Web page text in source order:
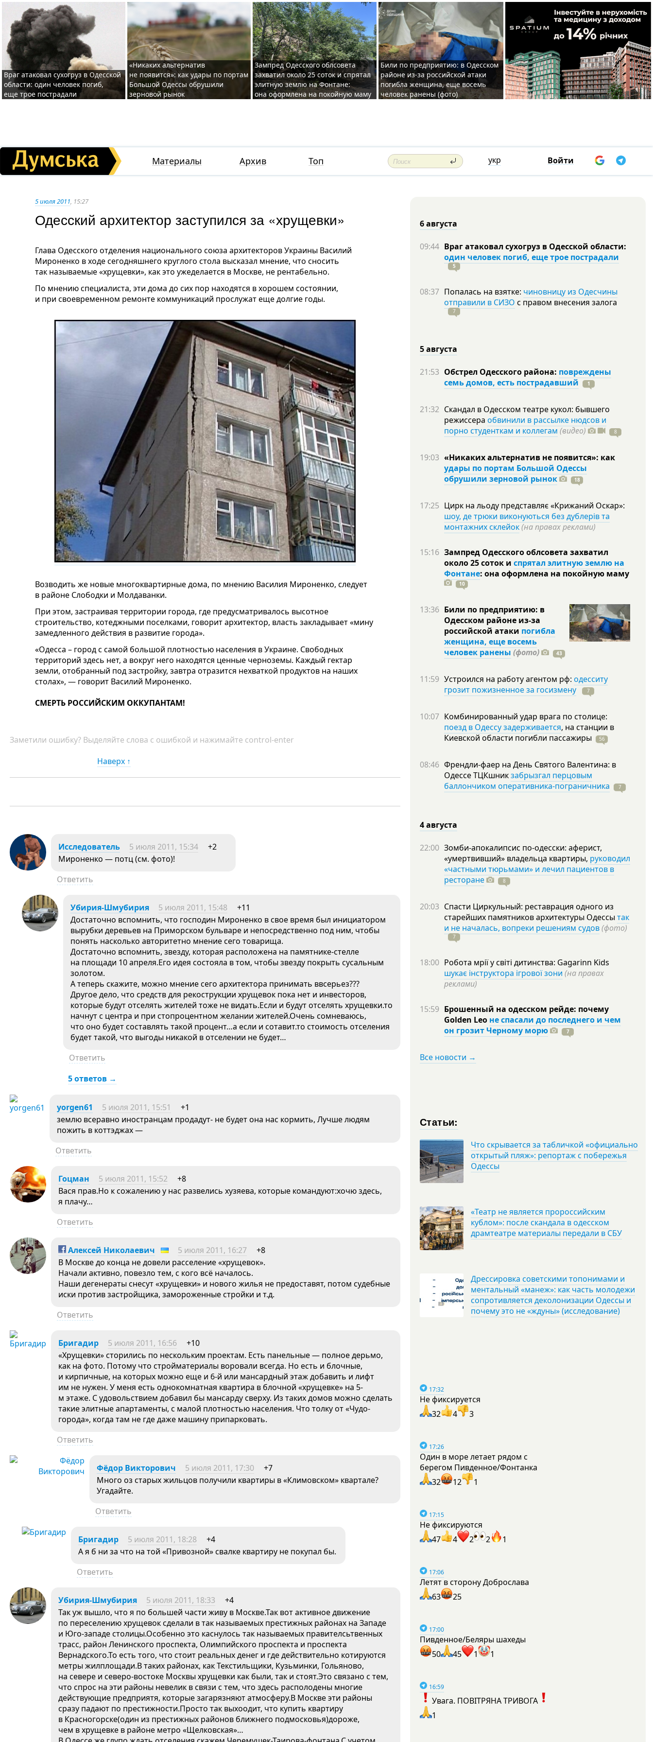
Враг атаковал сухогруз в Одесской
области: один человек погиб,
еще трое пострадали
«Никаких альтернатив
не появится»: как удары по портам
Большой Одессы обрушили
зерновой рынок
Зампред Одесского облсовета
захватил около 25 соток и спрятал
элитную землю на Фонтане:
она оформлена на покойную маму
Били по предприятию: в Одесском
районе из-за российской атаки
погибла женщина, еще восемь
человек ранены (фото)
Материалы Архив Топ укр Войти
5 июля 2011, 15:27
Одесский архитектор заступился за «хрущевки»
Глава Одесского отделения национального союза архитекторов Украины Василий
Мироненко в ходе сегодняшнего круглого стола высказал мнение, что сносить
так называемые «хрущевки», как это ужеделается в Москве, не рентабельно.
По мнению специалиста, эти дома до сих пор находятся в хорошем состоянии,
и при своевременном ремонте коммуникаций прослужат еще долгие годы.
Возводить же новые многоквартирные дома, по мнению Василия Мироненко, следует
в районе Слободки и Молдаванки.
При этом, застраивая территории города, где предусматривалось высотное
строительство, котеджными поселками, говорит архитектор, власть закладывает «мину
замедленного действия в развитие города».
«Одесса – город с самой большой плотностью населения в Украине. Свободных
территорий здесь нет, а вокруг него находятся ценные черноземы. Каждый гектар
земли, отобранный под застройку, завтра отразится нехваткой продуктов на наших
столах», — говорит Василий Мироненко.
СМЕРТЬ РОССИЙСКИМ ОККУПАНТАМ!
Заметили ошибку? Выделяйте слова с ошибкой и нажимайте control-enter
Наверх ↑
Исследователь 5 июля 2011, 15:34
+2
Мироненко — потц (см. фото)!
Ответить
Убирия-Шмубирия 5 июля 2011, 15:48
+11
Достаточно вспомнить, что господин Мироненко в свое время был инициатором
вырубки деревьев на Приморском бульваре и непосредственно под ним, чтобы
понять насколько авторитетно мнение сего товарища.
Достаточно вспомнить, звезду, которая расположена на памятнике-стелле
на площади 10 апреля.Его идея состояла в том, чтобы звезду покрыть сусальным
золотом.
А теперь скажите, можно мнение сего архитектора принимать ввсерьез???
Другое дело, что средств для рекострукции хрущевок пока нет и инвесторов,
которые будут отселять жителей тоже не видать.Если и будут отселять хрущевки.то
начнут с центра и при стопроцентном желании жителей.Очень сомневаюсь,
что оно будет составлять такой процент…а если и сотавит.то стоимость отселения
будет такой, что выгоды никакой в отселении не будет…
Ответить
5 ответов →
yorgen61 5 июля 2011, 15:51
+1
землю всеравно иностранцам продадут- не будет она нас кормить, Лучше людям
пожить в коттэджах —
Ответить
Гоцман 5 июля 2011, 15:52
+8
Вася прав.Но к сожалению у нас развелись хузяева, которые командуют:хочю здесь,
я плачу…
Ответить
Алексей Николаевич 5 июля 2011, 16:27
+8
В Москве до конца не довели расселение «хрущевок».
Начали активно, повезло тем, с кого всё началось.
Наши дегенераты снесут «хрущевки» и нового жилья не предоставят, потом судебные
иски против застройщика, замороженные стройки и т.д.
Ответить
Бригадир 5 июля 2011, 16:56
+10
«Хрущевки» сторились по нескольким проектам. Есть панельные — полное дерьмо,
как на фото. Потому что стройматериалы воровали всегда. Но есть и блочные,
и кирпичные, на которых можно еще и 6-й или мансардный этаж добавить и лифт
им не нужен. У меня есть однокомнатная квартира в блочной «хрущевке» на 5-
м этаже. С удовольствием добавил бы мансарду сверху. Из таких домов можно сделать
такие элитные апартаменты, с малой плотностью населения. Что толку от «Чудо-
города», когда там не где даже машину припарковать.
Ответить
Фёдор Викторович 5 июля 2011, 17:30
+7
Много оз старых жильцов получили квартиры в «Климовском» квартале?
Угадайте.
Ответить
Бригадир 5 июля 2011, 18:28
+4
А я б ни за что на той «Привозной» свалке квартиру не покупал бы.
Ответить
Убирия-Шмубирия 5 июля 2011, 18:33
+4
Так уж вышло, что я по большей части живу в Москве.Так вот активное движение
по переселению хрущевок сделали в так называемых престижных районах на Западе
и Юго-западе столицы.Особенно это каснулось так называемых правителсьтвенных
трасс, район Ленинского проспекта, Олимпийского проспекта и проспекта
Вернадского.То есть того, что стоит реальных денег и где действительно котируются
метры жилплощади.В таких районах, как Текстильщики, Кузьминки, Гольяново,
на севере и северо-востоке Москвы хрущевки как были, так и стоят.Это связано с тем,
что спрос на эти районы невелик в связи с тем, что здесь располодены многие
действующие предприятя, которые загарязняют атмосферу.В Москве эти районы
сразу падают по престижности.Просто так выхоодит, что купить квартиру
в Красногорске(один из престижных районов ближнего подмосковья)дороже,
чем в хрущевке в районе метро «Щелковская»…
6 августа
09:44 Враг атаковал сухогруз в Одесской области:
один человек погиб, еще трое пострадали
5
08:37 Попалась на взятке: чиновницу из Одесчины
отправили в СИЗО с правом внесения залога
7
5 августа
21:53 Обстрел Одесского района: повреждены
семь домов, есть пострадавший
1
21:32 Скандал в Одесском театре кукол: бывшего
режиссера обвинили в рассылке нюдсов и
порно студенткам и коллегам (видео) 8
19:03 «Никаких альтернатив не появится»: как
удары по портам Большой Одессы
обрушили зерновой рынок
18
17:25 Цирк на льоду представляє «Крижаний Оскар»:
шоу, де трюки виконуються без дублерів та
монтажних склейок(на правах реклами)
15:16 Зампред Одесского облсовета захватил
около 25 соток и спрятал элитную землю на
Фонтане: она оформлена на покойную маму
10
13:36 Били по предприятию: в
Одесском районе из-за
российской атаки погибла
женщина, еще восемь
человек ранены (фото) 43
11:59 Устроился на работу агентом рф: одесситу
грозит пожизненное за госизмену
7
10:07 Комбинированный удар врага по столице:
поезд в Одессу задерживается, на станции в
Киевской области погибли пассажиры 56
08:46 Френдли-фаер на День Святого Валентина: в
Одессе ТЦКшникзабрызгал перцовым
баллончиком оперативника-пограничника
7
4 августа
22:00 Зомби-апокалипсис по-одесски: аферист,
«умертвивший» владельца квартиры, руководил
«частными тюрьмами» и лечил пациентов в
ресторане
8
20:03 Спасти Циркульный: реставрация одного из
старейших памятников архитектуры Одессы так
и не началась, вопреки решениям судов(фото)
7
18:00 Робота мрії у світі дитинства: Gagarinn Kids
шукає інструктора ігрової зони (на правах
реклами)
15:59 Брошенный на одесском рейде: почему
Golden Leo не спасали до последнего и чем
он грозит Черному морю
7
Все новости →
Статьи:
Что скрывается за табличкой «официально
открытый пляж»: репортаж с побережья
Одессы
«Театр не является пророссийским
кублом»: после скандала в одесском
драмтеатре материалы передали в СБУ
Дрессировка советскими топонимами и
ментальный «манеж»: как часть молодежи
сопротивляется деколонизации Одессы и
почему это не «ждуны» (исследование)
17:32
Не фиксируется
32
4 3
17:26
Один в море летает рядом с
берегом Пивденное/Фонтанка
32
12 1
17:15
Не фиксируются
47
4 2 2 1
17:06
Летят в сторону Доброслава
63
25
17:00
Пивденное/Беляры шахеды
50
45 1 1
16:59
Увага. ПОВІТРЯНА ТРИВОГА
1